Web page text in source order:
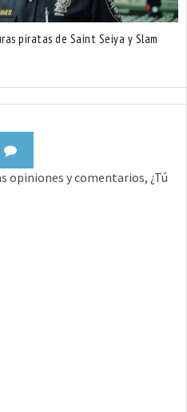
piratas de Saint Seiya y Slam
opiniones y comentarios, ¿Tú